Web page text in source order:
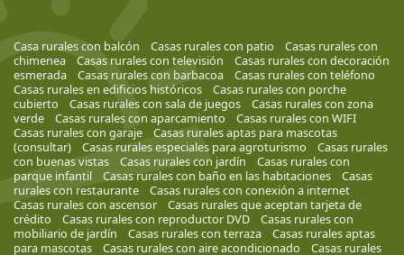
Casa rurales con balcón Casas rurales con patio
Casas rurales con
chimenea
Casas rurales con televisión
Casas rurales con decoración
esmerada
Casas rurales con barbacoa
Casas rurales con teléfono
Casas rurales en edificios históricos
Casas rurales con porche
cubierto
Casas rurales con sala de juegos
Casas rurales con zona
verde
Casas rurales con aparcamiento
Casas rurales con WIFI
Casas rurales con garaje
Casas rurales aptas para mascotas
(consultar)
Casas rurales especiales para agroturismo
Casas rurales
con buenas vistas
Casas rurales con jardín
Casas rurales con
parque infantil
Casas rurales con baño en las habitaciones
Casas
rurales con restaurante
Casas rurales con conexión a internet
Casas rurales con ascensor
Casas rurales que aceptan tarjeta de
crédito
Casas rurales con reproductor DVD
Casas rurales con
mobiliario de jardín
Casas rurales con terraza
Casas rurales aptas
para mascotas
Casas rurales con aire acondicionado
Casas rurales